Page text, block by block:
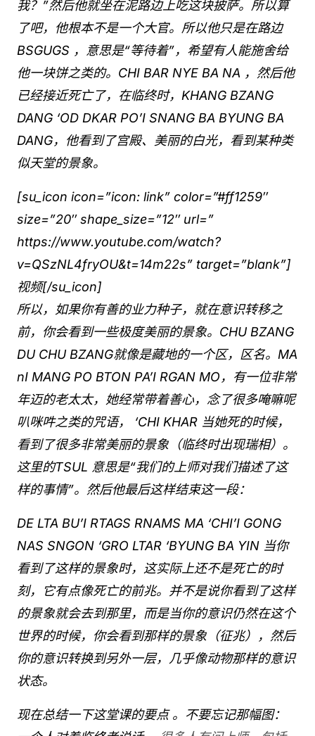
我？”然后他就坐在泥路边上吃这块披萨。所以算
了吧，他根本不是一个大官。所以他只是在路边
BSGUGS ，意思是“等待着”，希望有人能施舍给
他一块饼之类的。CHI BAR NYE BA NA ，然后他
已经接近死亡了，在临终时，KHANG BZANG
DANG ‘OD DKAR PO’I SNANG BA BYUNG BA
DANG，他看到了宫殿、美丽的白光，看到某种类
似天堂的景象。
[su_icon icon=”icon: link” color=”#ff1259″
size=”20″ shape_size=”12″ url=”
https://www.youtube.com/watch?
v=QSzNL4fryOU&t=14m22s” target=”blank”]
视频[/su_icon]
所以，如果你有善的业力种子，就在意识转移之
前，你会看到一些极度美丽的景象。CHU BZANG
DU CHU BZANG就像是藏地的一个区，区名。MA
nI MANG PO BTON PA’I RGAN MO，有一位非常
年迈的老太太，她经常带着善心，念了很多唵嘛呢
叭咪吽之类的咒语， ‘CHI KHAR 当她死的时候，
看到了很多非常美丽的景象（临终时出现瑞相）。
这里的TSUL 意思是“我们的上师对我们描述了这
样的事情”。然后他最后这样结束这一段：
DE LTA BU’I RTAGS RNAMS MA ‘CHI’I GONG
NAS SNGON ‘GRO LTAR ‘BYUNG BA YIN 当你
看到了这样的景象时，这实际上还不是死亡的时
刻，它有点像死亡的前兆。并不是说你看到了这样
的景象就会去到那里，而是当你的意识仍然在这个
世界的时候，你会看到那样的景象（征兆），然后
你的意识转换到另外一层，几乎像动物那样的意识
状态。
现在总结一下这堂课的要点 。不要忘记那幅图：